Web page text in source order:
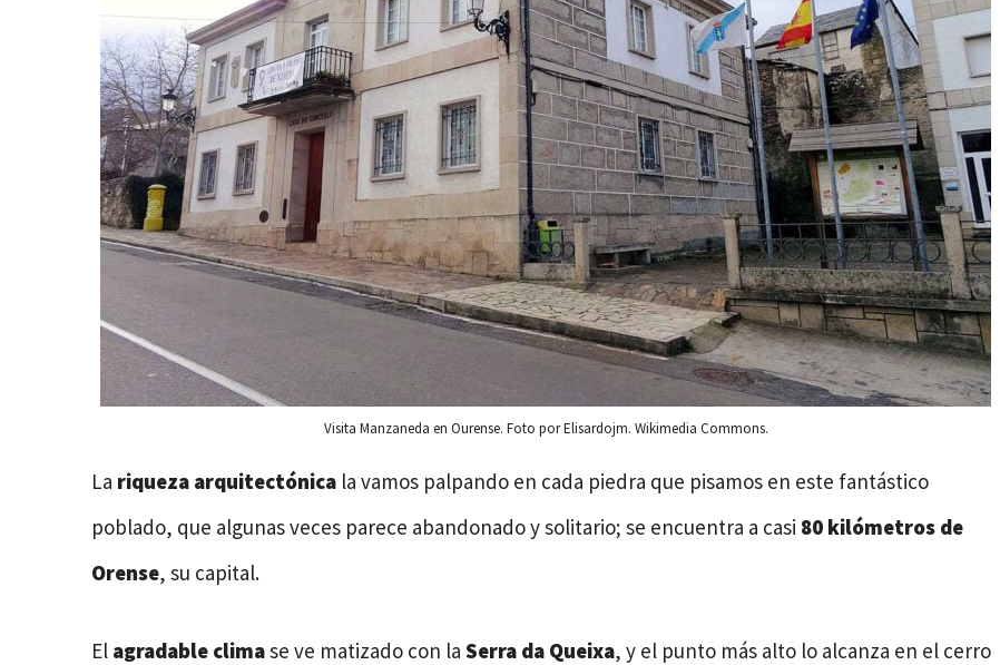
Visita Manzaneda en Ourense. Foto por Elisardojm. Wikimedia Commons.
La riqueza arquitectónica la vamos palpando en cada piedra que pisamos en este fantástico
poblado, que algunas veces parece abandonado y solitario; se encuentra a casi 80 kilómetros de
Orense, su capital.
El agradable climase ve matizado con la Serra da Queixa, y el punto más alto lo alcanza en el cerro